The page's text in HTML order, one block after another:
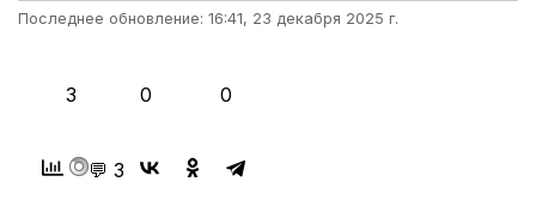
Последнее обновление: 16:41, 23 декабря 2025 г.
3 0 0
💬 3